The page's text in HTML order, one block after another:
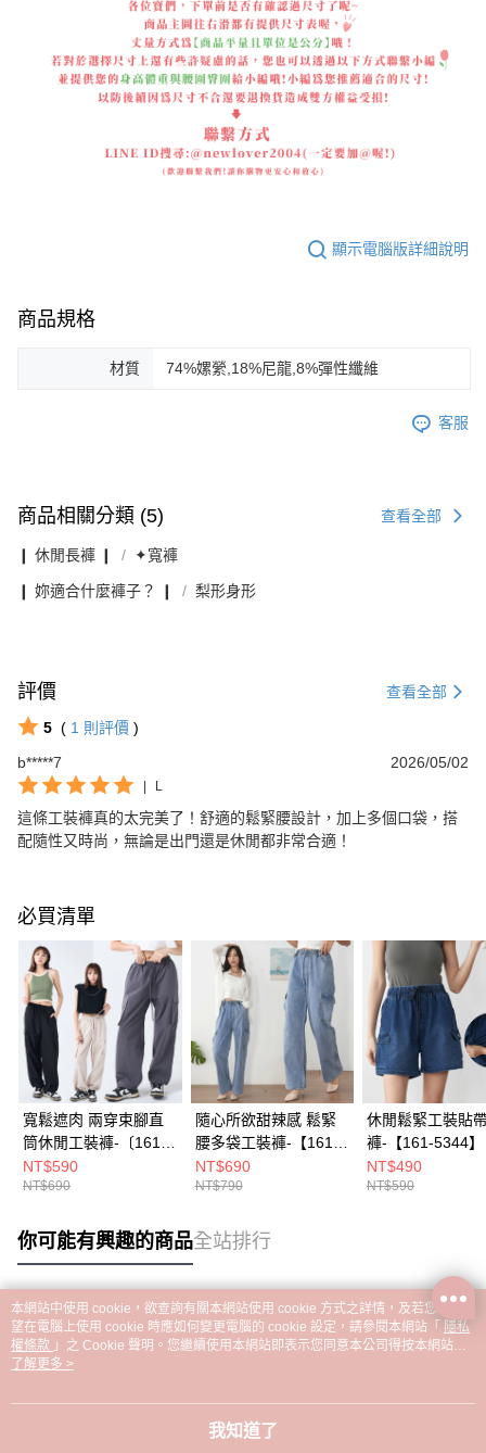
顯示電腦版詳細說明
商品規格
材質 74%嫘縈,18%尼龍,8%彈性纖維
客服
商品相關分類 (5) 查看全部
❙ 休閒長褲 ❙ ✦寬褲
❙ 妳適合什麼褲子？ ❙ 梨形身形
評價 查看全部
5 ( 1 則評價 )
b*****7
2026/05/02
| L
這條工裝褲真的太完美了！舒適的鬆緊腰設計，加上多個口袋，搭
配隨性又時尚，無論是出門還是休閒都非常合適！
必買清單
寬鬆遮肉 兩穿束腳直
筒休閒工裝褲-〔161-
9404〕
NT$590
NT$690
隨心所欲甜辣感 鬆緊
腰多袋工裝褲-【161-
6807】
NT$690
NT$790
休閒鬆緊工裝貼
褲-【161-5344】
NT$490
NT$590
你可能有興趣的商品全站排行
熱門標籤
本網站中使用 cookie，欲查詢有關本網站使用 cookie 方式之詳情，及若您不希
望在電腦上使用 cookie 時應如何變更電腦的 cookie 設定，請參閱本網站「 隱私
權條款 」之 Cookie 聲明。您繼續使用本網站即表示您同意本公司得按本網站使
用條款之 Cookie 聲明使用 cookie。
了解更多 >
我知道了